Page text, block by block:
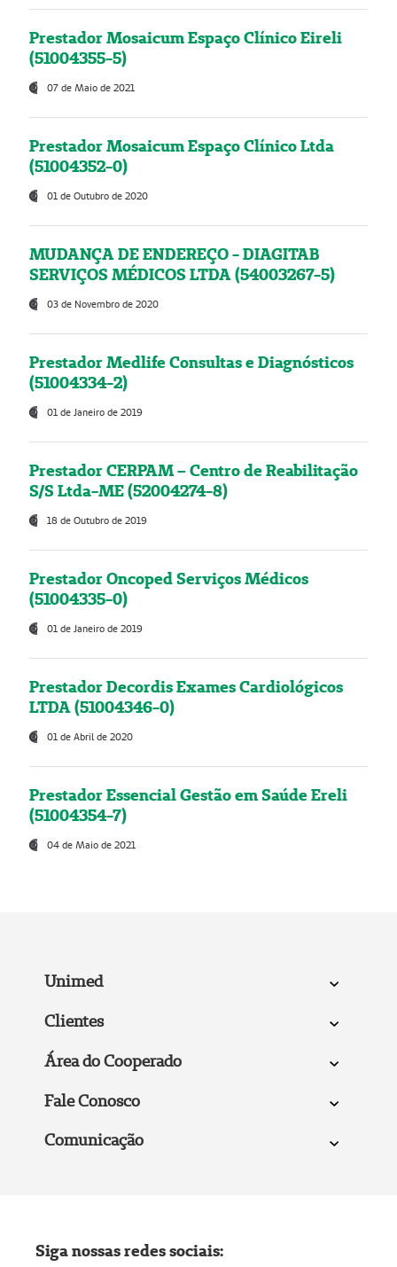
Prestador Mosaicum Espaço Clínico Eireli
(51004355-5)
07 de Maio de 2021
Prestador Mosaicum Espaço Clínico Ltda
(51004352-0)
01 de Outubro de 2020
MUDANÇA DE ENDEREÇO - DIAGITAB
SERVIÇOS MÉDICOS LTDA (54003267-5)
03 de Novembro de 2020
Prestador Medlife Consultas e Diagnósticos
(51004334-2)
01 de Janeiro de 2019
Prestador CERPAM – Centro de Reabilitação
S/S Ltda-ME (52004274-8)
18 de Outubro de 2019
Prestador Oncoped Serviços Médicos
(51004335-0)
01 de Janeiro de 2019
Prestador Decordis Exames Cardiológicos
LTDA (51004346-0)
01 de Abril de 2020
Prestador Essencial Gestão em Saúde Ereli
(51004354-7)
04 de Maio de 2021
Unimed
Clientes
Área do Cooperado
Fale Conosco
Comunicação
Siga nossas redes sociais: